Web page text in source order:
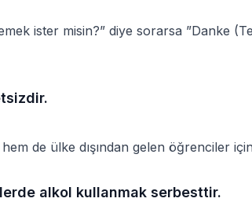
ister misin?” diye sorarsa ”Danke
de ülke dışından gelen öğrenciler
alkol kullanmak serbesttir.